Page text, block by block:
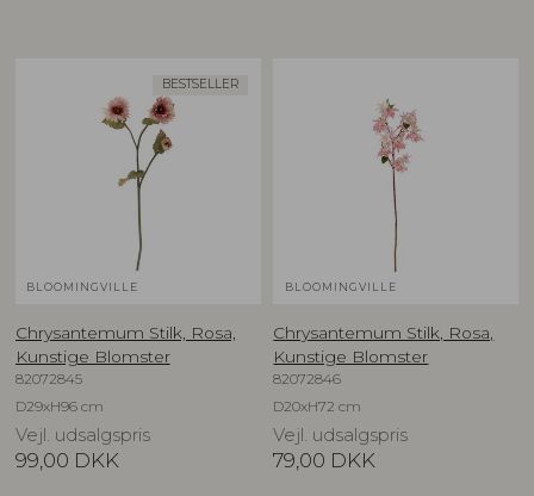
BESTSELLER
BLOOMINGVILLE
Chrysantemum Stilk, Rosa,
Kunstige Blomster
82072845
D29xH96 cm
Vejl. udsalgspris
99,00 DKK
BLOOMINGVILLE
Chrysantemum Stilk, Rosa,
Kunstige Blomster
82072846
D20xH72 cm
Vejl. udsalgspris
79,00 DKK